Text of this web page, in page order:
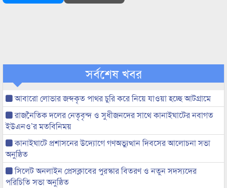
সর্বশেষ খবর
আবারো লোভার জব্দকৃত পাথর চুরি করে নিয়ে যাওয়া হচ্ছে আটগ্রামে
রাজনৈতিক দলের নেতৃবৃন্দ ও সুধীজনদের সাথে কানাইঘাটের নবাগত
ইউএনও’র মতবিনিময়
কানাইঘাটে প্রশাসনের উদ্যোগে গণঅভ্যুত্থান দিবসের আলোচনা সভা
অনুষ্ঠিত
সিলেট অনলাইন প্রেসক্লাবের পুরস্কার বিতরণ ও নতুন সদস্যদের
পরিচিতি সভা অনুষ্ঠিত